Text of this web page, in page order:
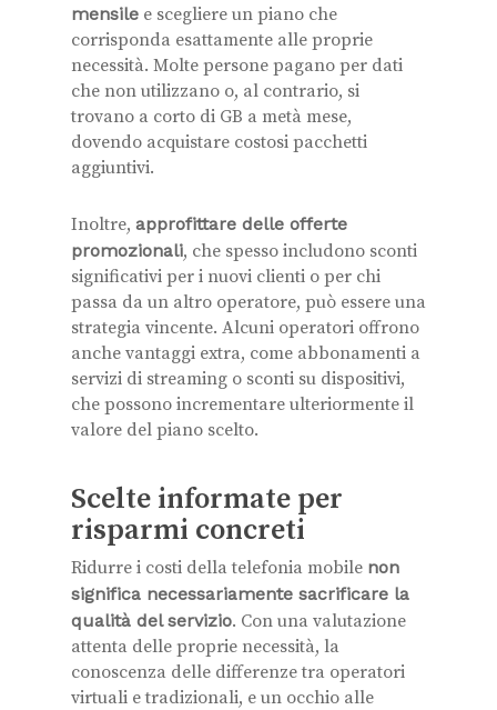
mensile e scegliere un piano che
corrisponda esattamente alle proprie
necessità. Molte persone pagano per dati
che non utilizzano o, al contrario, si
trovano a corto di GB a metà mese,
dovendo acquistare costosi pacchetti
aggiuntivi.
Inoltre, approfittare delle offerte
promozionali, che spesso includono sconti
significativi per i nuovi clienti o per chi
passa da un altro operatore, può essere una
strategia vincente. Alcuni operatori offrono
anche vantaggi extra, come abbonamenti a
servizi di streaming o sconti su dispositivi,
che possono incrementare ulteriormente il
valore del piano scelto.
Scelte informate per
risparmi concreti
Ridurre i costi della telefonia mobile non
significa necessariamente sacrificare la
qualità del servizio. Con una valutazione
attenta delle proprie necessità, la
conoscenza delle differenze tra operatori
virtuali e tradizionali, e un occhio alle